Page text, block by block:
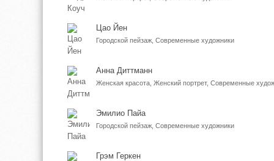
Цао Йен
Городской пейзаж, Современные художники
Анна Диттманн
Женская красота, Женский портрет, Современные
Эмилио Пайа
Городской пейзаж, Современные художники
Грэм Геркен